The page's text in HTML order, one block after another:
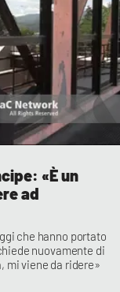
«È un
ad
che hanno portato
nuovamente di
mi viene da ridere»